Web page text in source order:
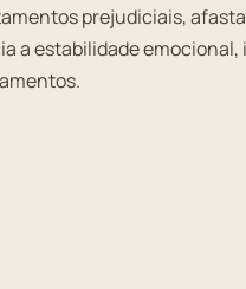
prejudiciais,
a estabilidade